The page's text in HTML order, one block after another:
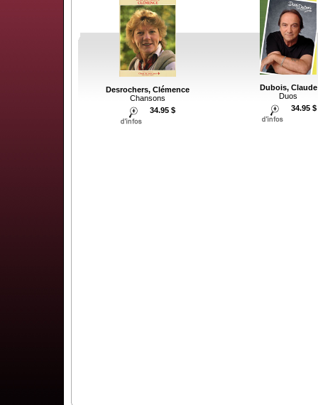
Desrochers, Clémence
Chansons
34.95 $
Dubois, Claude
Duos
34.95 $